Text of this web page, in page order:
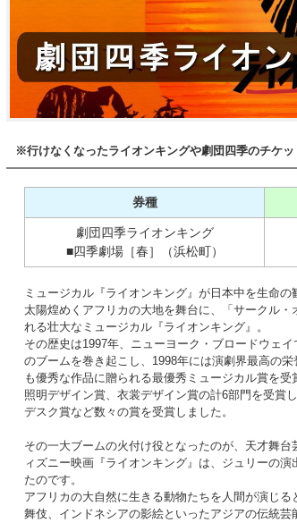
※行けなくなったライオンキングや劇団四季のチケ
券種
劇団四季ライオンキング
■四季劇場［春］（浜松町）
ミュージカル『ライオンキング』が日本中を生命の
太陽煌めくアフリカの大地を舞台に、「サークル
れる壮大なミュージカル『ライオンキング』。
その歴史は1997年、ニューヨーク・ブロードウェ
のブームを巻き起こし、1998年には演劇界最高の
も優秀な作品に贈られる最優秀ミュージカル賞を
照明デザイン賞、衣裳デザイン賞の計6部門を受賞
デスク賞など数々の賞を受賞しました。
その一大ブームの火付け役となったのが、天才舞
ィズニー映画『ライオンキング』は、ジュリーの
たのです。
アフリカの大自然に生きる動物たちを人間が演じ
舞伎、インドネシアの影絵といったアジアの伝統